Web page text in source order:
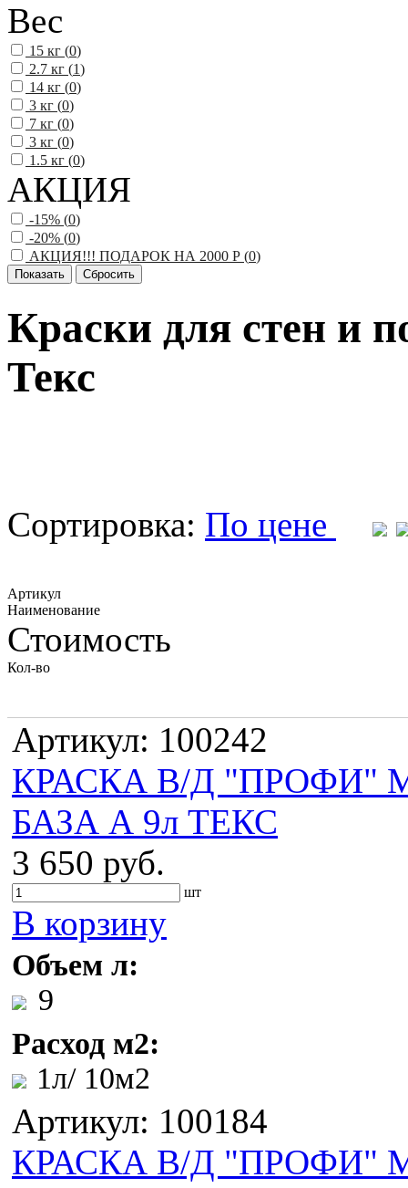
Вес
15 кг (0)
2.7 кг (1)
14 кг (0)
3 кг (0)
7 кг (0)
3 кг (0)
1.5 кг (0)
АКЦИЯ
-15% (0)
-20% (0)
АКЦИЯ!!! ПОДАРОК НА 2000 Р (0)
Краски для стен и
Текс
Сортировка: По цене
Артикул
Наименование
Стоимость
Кол-во
Артикул: 100242
КРАСКА В/Д
БАЗА А 9л ТЕКС
3 650 руб.
шт
В корзину
Объем л:
9
Расход м2:
1л/ 10м2
Артикул: 100184
КРАСКА В/Д